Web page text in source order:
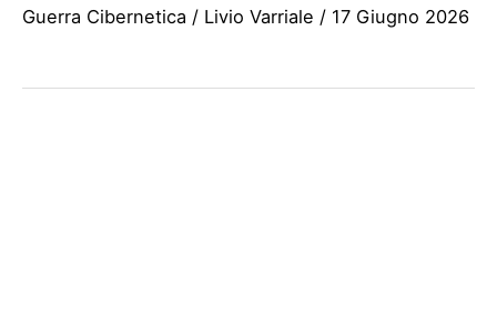
Guerra Cibernetica / Livio Varriale / 17 Giugno 2026